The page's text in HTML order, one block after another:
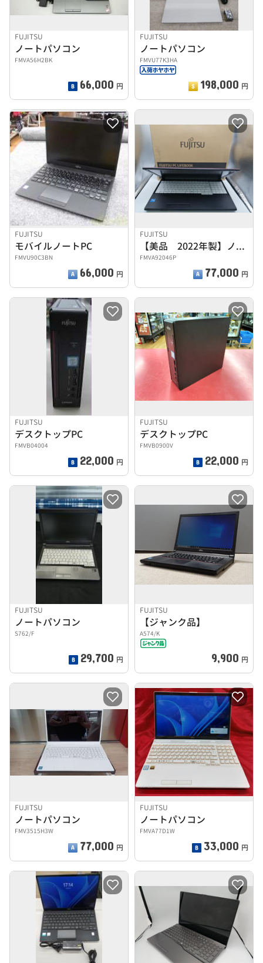
FUJITSU
ノートパソコン
FMVA56H2BK
66,000 円
FUJITSU
ノートパソコン
FMVU77K3HA
198,000 円
FUJITSU
モバイルノートPC
FMVU90C3BN
66,000 円
FUJITSU
【美品 2022年製】ノートパソコン
FMVA92046P
77,000 円
FUJITSU
デスクトップPC
FMVB04004
22,000 円
FUJITSU
デスクトップPC
FMVB0900V
22,000 円
FUJITSU
ノートパソコン
S762/F
29,700 円
FUJITSU
【ジャンク品】
A574/K
9,900 円
FUJITSU
ノートパソコン
FMV3515H3W
77,000 円
FUJITSU
ノートパソコン
FMVA77D1W
33,000 円